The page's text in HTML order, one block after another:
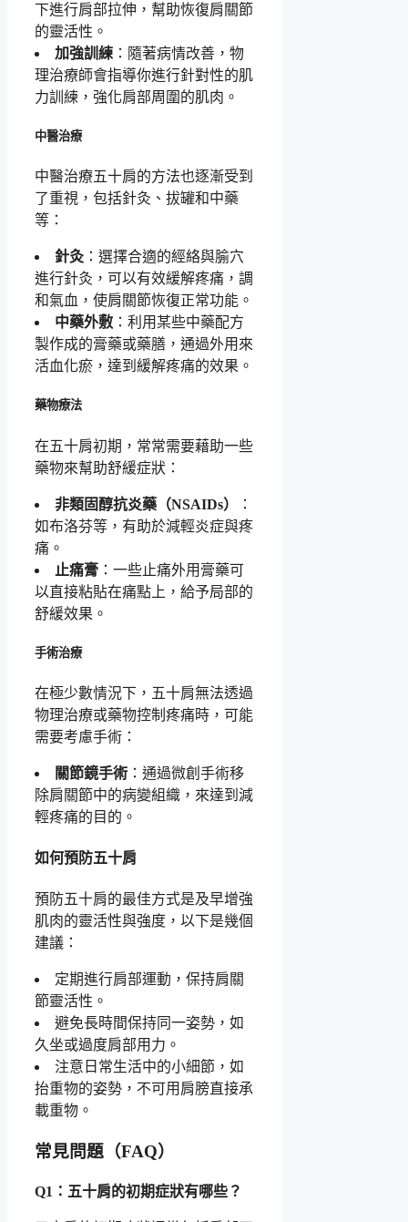
下進行肩部拉伸，幫助恢復肩關節
的靈活性。
加強訓練 ：隨著病情改善，物
理治療師會指導你進行針對性的肌
力訓練，強化肩部周圍的肌肉。
中醫治療
中醫治療五十肩的方法也逐漸受到
了重視，包括針灸、拔罐和中藥
等：
針灸 ：選擇合適的經絡與腧穴
進行針灸，可以有效緩解疼痛，調
和氣血，使肩關節恢復正常功能。
中藥外敷 ：利用某些中藥配方
製作成的膏藥或藥膳，通過外用來
活血化瘀，達到緩解疼痛的效果。
藥物療法
在五十肩初期，常常需要藉助一些
藥物來幫助舒緩症狀：
非類固醇抗炎藥（NSAIDs）
：
如布洛芬等，有助於減輕炎症與疼
痛。
止痛膏 ：一些止痛外用膏藥可
以直接粘貼在痛點上，給予局部的
舒緩效果。
手術治療
在極少數情況下，五十肩無法透過
物理治療或藥物控制疼痛時，可能
需要考慮手術：
關節鏡手術 ：通過微創手術移
除肩關節中的病變組織，來達到減
輕疼痛的目的。
如何預防五十肩
預防五十肩的最佳方式是及早增強
肌肉的靈活性與強度，以下是幾個
建議：
定期進行肩部運動，保持肩關
節靈活性。
避免長時間保持同一姿勢，如
久坐或過度肩部用力。
注意日常生活中的小細節，如
抬重物的姿勢，不可用肩膀直接承
載重物。
常見問題（FAQ）
Q1：五十肩的初期症狀有哪些？